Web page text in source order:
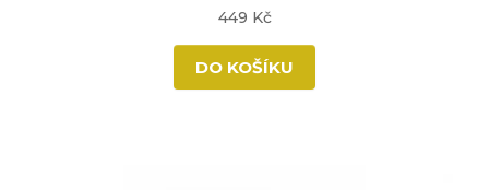
449 Kč
DO KOŠÍKU